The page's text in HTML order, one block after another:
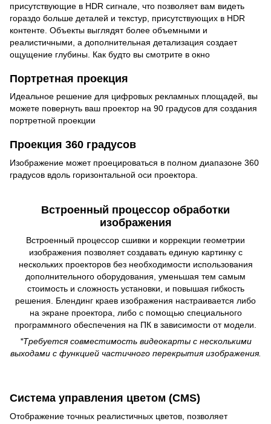
присутствующие в HDR сигнале, что позволяет вам видеть
гораздо больше деталей и текстур, присутствующих в HDR
контенте. Объекты выглядят более объемными и
реалистичными, а дополнительная детализация создает
ощущение глубины. Как будто вы смотрите в окно
Портретная проекция
Идеальное решение для цифровых рекламных площадей, вы
можете повернуть ваш проектор на 90 градусов для создания
портретной проекции
Проекция 360 градусов
Изображение может проецироваться в полном диапазоне 360
градусов вдоль горизонтальной оси проектора.
Встроенный процессор обработки
изображения
Встроенный процессор сшивки и коррекции геометрии
изображения позволяет создавать единую картинку с
нескольких проекторов без необходимости использования
дополнительного оборудования, уменьшая тем самым
стоимоcть и сложность установки, и повышая гибкость
решения. Блендинг краев изображения настраивается либо
на экране проектора, либо с помощью специального
программного обеспечения на ПК в зависимости от модели.
*Требуется совместимость видеокарты с несколькими
выходами с функцией частичного перекрытия изображения.
Система управления цветом (CMS)
Отображение точных реалистичных цветов, позволяет